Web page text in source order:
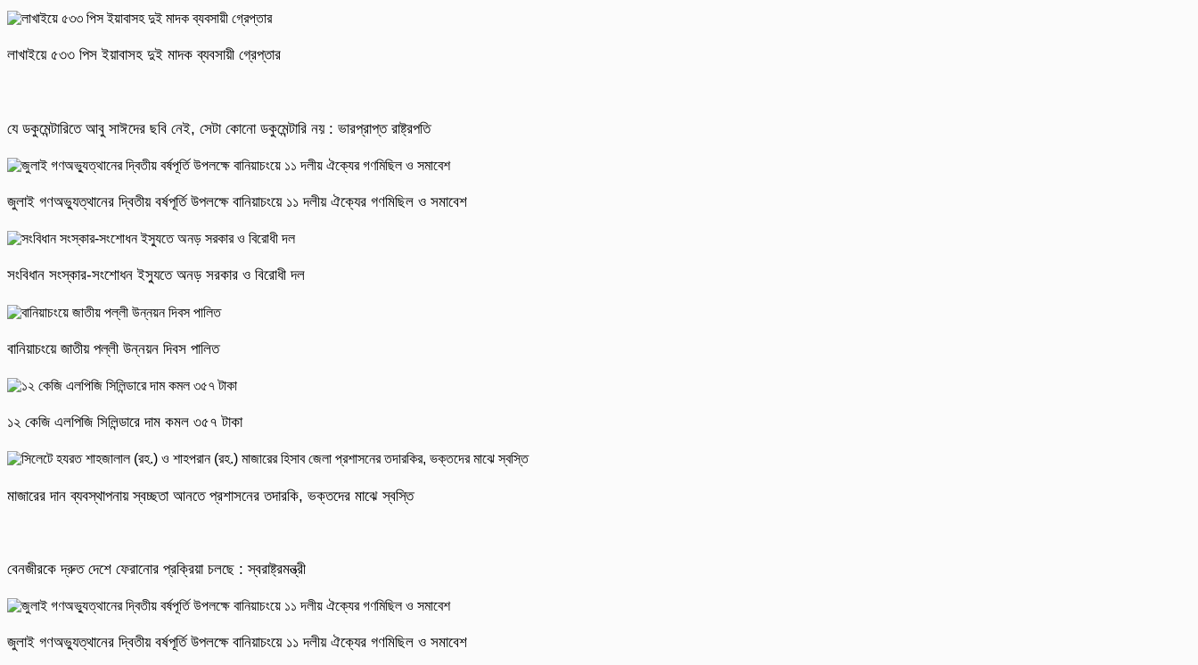
লাখাইয়ে ৫৩৩ পিস ইয়াবাসহ দুই মাদক ব্যবসায়ী গ্রেপ্তার
যে ডকুমেন্টারিতে আবু সাঈদের ছবি নেই, সেটা কোনো ডকুমেন্টারি নয় : ভারপ্রাপ্ত রাষ্ট্রপতি
জুলাই গণঅভ্যুত্থানের দ্বিতীয় বর্ষপূর্তি উপলক্ষে বানিয়াচংয়ে ১১ দলীয় ঐক্যের গণমিছিল ও সমাবেশ
সংবিধান সংস্কার-সংশোধন ইস্যুতে অনড় সরকার ও বিরোধী দল
বানিয়াচংয়ে জাতীয় পল্লী উন্নয়ন দিবস পালিত
১২ কেজি এলপিজি সিলিন্ডারে দাম কমল ৩৫৭ টাকা
মাজারের দান ব্যবস্থাপনায় স্বচ্ছতা আনতে প্রশাসনের তদারকি, ভক্তদের মাঝে স্বস্তি
বেনজীরকে দ্রুত দেশে ফেরানোর প্রক্রিয়া চলছে : স্বরাষ্ট্রমন্ত্রী
জুলাই গণঅভ্যুত্থানের দ্বিতীয় বর্ষপূর্তি উপলক্ষে বানিয়াচংয়ে ১১ দলীয় ঐক্যের গণমিছিল ও সমাবেশ